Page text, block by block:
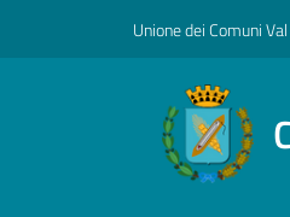
Unione dei Comuni